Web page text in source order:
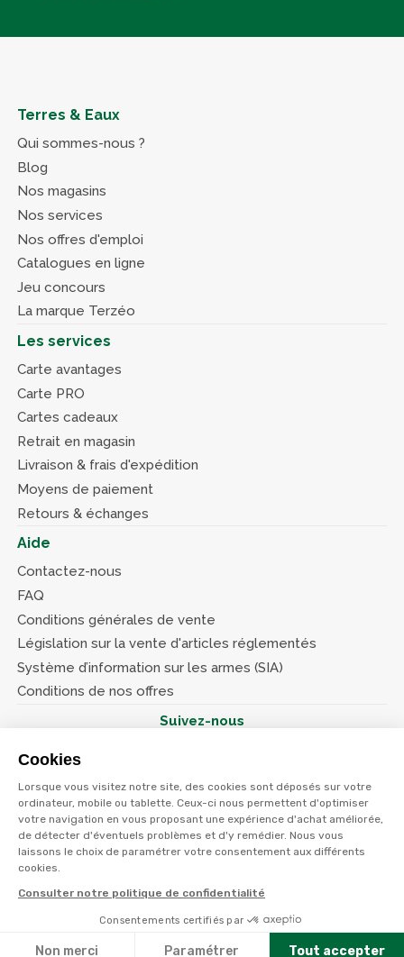
Cookies
Lorsque vous visitez notre site, des cookies sont déposés sur votre
ordinateur, mobile ou tablette. Ceux-ci nous permettent d'optimiser
votre navigation en vous proposant une expérience d'achat améliorée,
de détecter d'éventuels problèmes et d'y remédier. Nous vous
laissons le choix de paramétrer votre consentement aux différents
cookies.
Consulter notre politique de confidentialité
Consentements certifiés par
Non merci Paramétrer Tout accepter
Terres & Eaux
Qui sommes-nous ?
Blog
Nos magasins
Nos services
Nos offres d'emploi
Catalogues en ligne
Jeu concours
La marque Terzéo
Les services
Carte avantages
Carte PRO
Cartes cadeaux
Retrait en magasin
Livraison & frais d'expédition
Moyens de paiement
Retours & échanges
Aide
Contactez-nous
FAQ
Conditions générales de vente
Législation sur la vente d'articles réglementés
Système d’information sur les armes (SIA)
Conditions de nos offres
Suivez-nous
© Terres et eaux 2026
Politique de confidentialité
Mentions légales
CGV